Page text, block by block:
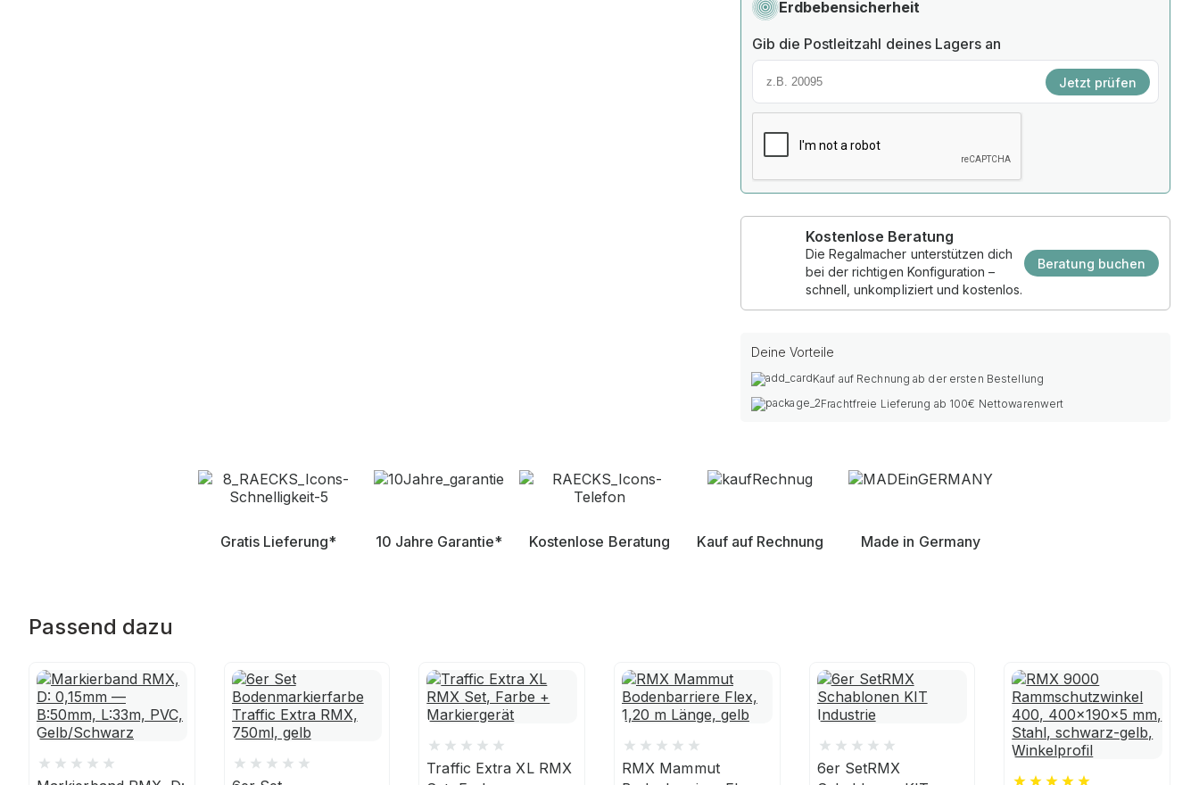
Erdbebensicherheit
Gib die Postleitzahl deines Lagers an
Jetzt prüfen
Kostenlose Beratung
Die Regalmacher unterstützen dich
bei der richtigen Konfiguration –
schnell, unkompliziert und kostenlos.
Beratung buchen
Deine Vorteile
Kauf auf Rechnung ab der ersten Bestellung
Frachtfreie Lieferung ab 100€ Nettowarenwert
Gratis Lieferung* 10 Jahre Garantie* Kostenlose Beratung Kauf auf Rechnung Made in Germany
Passend dazu
Traffic Extra XL RMX
RMX Mammut
6er SetRMX